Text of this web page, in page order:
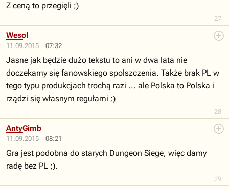
27
Z ceną to przegięli ;)
11.09.2015 07:32
28
Wesol
Jasne jak będzie dużo tekstu to ani w dwa lata nie
doczekamy się fanowskiego spolszczenia. Także brak PL w
tego typu produkcjach trochą razi ... ale Polska to Polska i
rządzi się własnym regułami :)
11.09.2015 08:21
29
AntyGimb
Gra jest podobna do starych Dungeon Siege, więc damy
radę bez PL ;).